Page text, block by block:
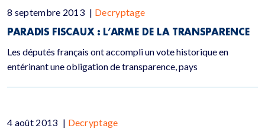
8 septembre 2013 | Decryptage
PARADIS FISCAUX : L’ARME DE LA TRANSPARENCE
Les députés français ont accompli un vote historique en
entérinant une obligation de transparence, pays
4 août 2013 | Decryptage